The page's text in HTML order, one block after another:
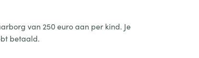
van 250 euro aan per kind. Je
betaald.